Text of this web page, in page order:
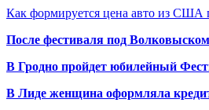
Как формируется цена авто из США
После фестиваля под
В Гродно пройдет юбилейный
В Лиде женщина оформляла